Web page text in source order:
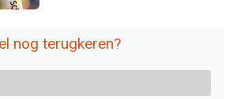
nog terugkeren?